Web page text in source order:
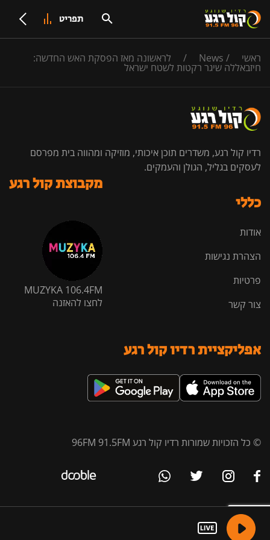
תפריט
ראשי /
News
/ לראשונה מאז הפסקת האש החדשה:
חיזבאללה שיגר רקטות לשטח ישראל
רדיו קול רגע, משדרים תוכן איכותי, מוזיקה ומהווה בית מפרסם
לעסקים בגליל, הגולן והעמקים.
כללי
אודות
הצהרת נגישות
פרטיות
צור קשר
מקבוצת קול רגע
MUZYKA 106.4FM
לחצו להאזנה
אפליקציית רדיו קול רגע
© כל הזכויות שמורות רדיו קול רגע 96FM 91.5FM